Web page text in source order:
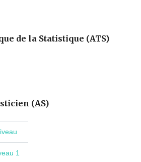
de la Statistique (ATS)
(AS)
1